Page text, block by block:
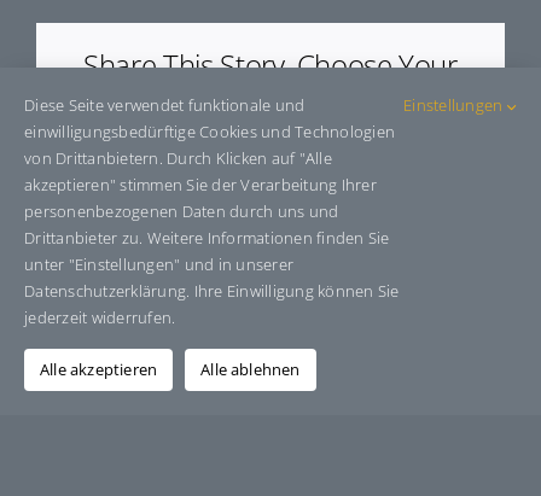
Share This Story, Choose Your
Platform!
Facebook Bluesky WhatsAppTelegram
E-
Mail
Über den Autor: Grafik-Design-Jutta-Sucker
Diese Seite verwendet funktionale und
einwilligungsbedürftige Cookies und Technologien
von Drittanbietern. Durch Klicken auf "Alle
akzeptieren" stimmen Sie der Verarbeitung Ihrer
personenbezogenen Daten durch uns und
Drittanbieter zu. Weitere Informationen finden Sie
unter "Einstellungen" und in unserer
Datenschutzerklärung. Ihre Einwilligung können Sie
jederzeit widerrufen.
Einstellungen
Alle akzeptieren Alle ablehnen